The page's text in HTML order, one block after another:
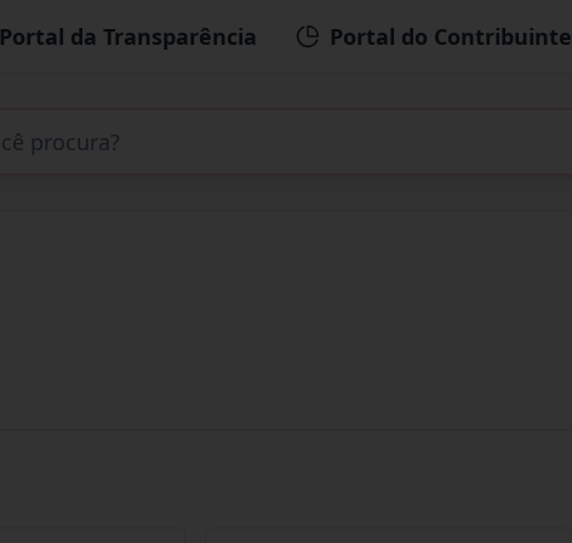
Portal da Transparência Portal do Contribuinte